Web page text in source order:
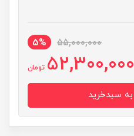
55,000,000
5%
52,300,000 تومان